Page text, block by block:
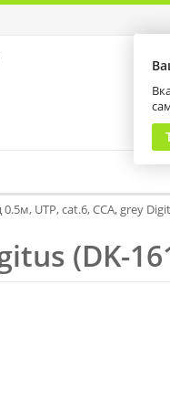
UTP, cat.6, CCA, grey
(DK-